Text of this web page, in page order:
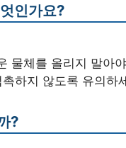
인가요?
물체를 올리지 말아
하지 않도록 유의하
?